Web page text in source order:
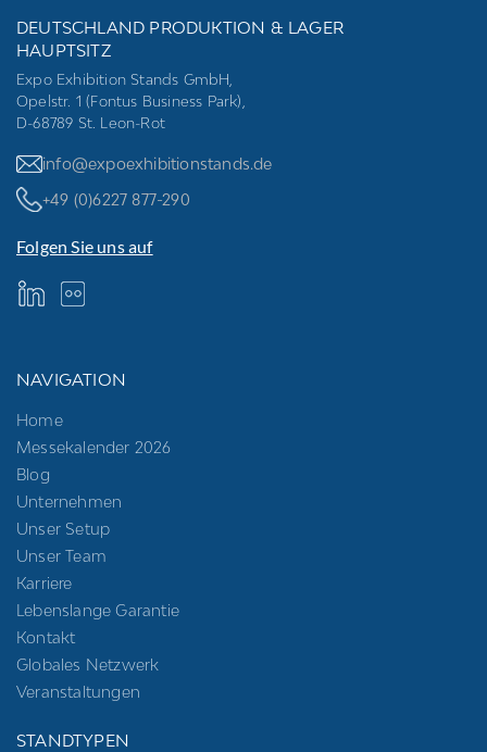
DEUTSCHLAND PRODUKTION & LAGER
HAUPTSITZ
Expo Exhibition Stands GmbH,
Opelstr. 1 (Fontus Business Park),
D-68789 St. Leon-Rot
info@expoexhibitionstands.de
+49 (0)6227 877-290
Folgen Sie uns auf
NAVIGATION
Home
Messekalender 2026
Blog
Unternehmen
Unser Setup
Unser Team
Karriere
Lebenslange Garantie
Kontakt
Globales Netzwerk
Veranstaltungen
STANDTYPEN